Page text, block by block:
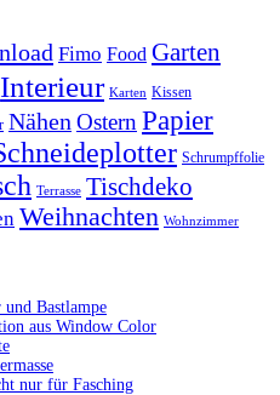
Fimo Food Garten
Interieur Karten Kissen
NähenOsternPapier
Schrumpffolie
Terrasse Tischdeko
Weihnachten Wohnzimmer
Bastlampe
aus Window Color
nur für Fasching